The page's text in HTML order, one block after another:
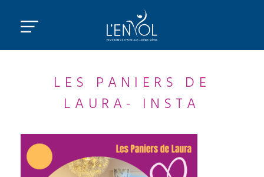
LES PANIERS DE
LAURA- INSTA